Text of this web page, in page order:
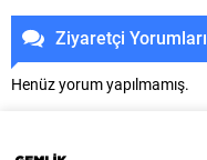
Ziyaretçi
Henüz yorum yapılmamış.